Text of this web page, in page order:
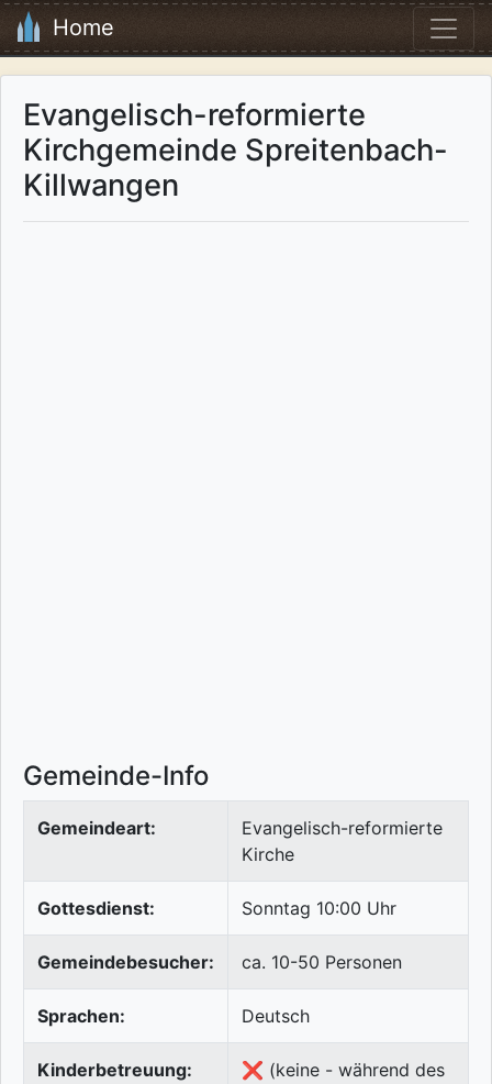
Home
Evangelisch-reformierte
Kirchgemeinde Spreitenbach-
Killwangen
Gemeinde-Info
Gemeindeart:
Evangelisch-reformierte
Kirche
Gottesdienst: Sonntag 10:00 Uhr
Gemeindebesucher: ca. 10-50 Personen
Sprachen: Deutsch
Kinderbetreuung:
❌ (keine - während des